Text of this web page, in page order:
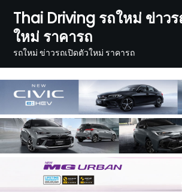
content
Thai Driving รถใหม่ ข่าว
ใหม่ ราคารถ
รถใหม่ ข่าวรถเปิดตัวใหม่ ราคารถ